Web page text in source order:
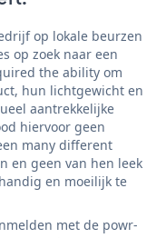
op lokale beurzen
op zoek naar een
the ability om
hun lichtgewicht en
aantrekkelijke
hiervoor geen
many different
en geen van hen leek
en moeilijk te
met de powr-